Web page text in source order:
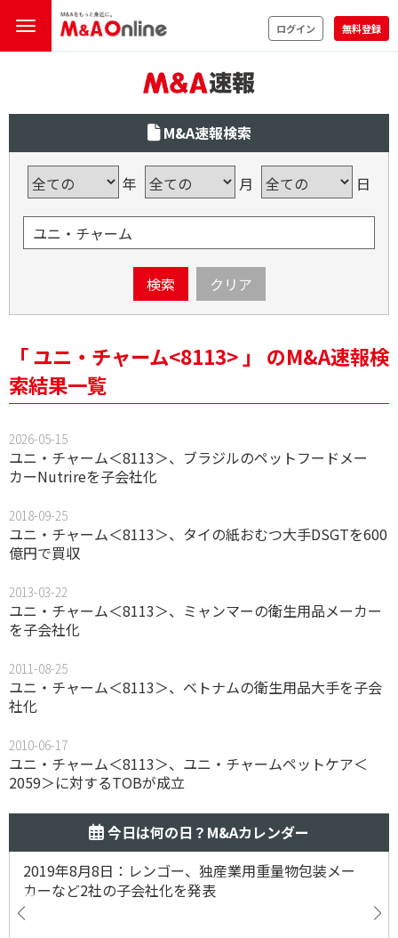
ログイン 無料登録
M&A速報検索
年 月 日
検索 クリア
「 ユニ・チャーム<8113> 」 のM&A速報検
索結果一覧
2026-05-15
ユニ・チャーム＜8113＞、ブラジルのペットフードメー
カーNutrireを子会社化
2018-09-25
ユニ・チャーム＜8113＞、タイの紙おむつ大手DSGTを600
億円で買収
2013-03-22
ユニ・チャーム＜8113＞、ミャンマーの衛生用品メーカー
を子会社化
2011-08-25
ユニ・チャーム＜8113＞、ベトナムの衛生用品大手を子会
社化
2010-06-17
ユニ・チャーム＜8113＞、ユニ・チャームペットケア＜
2059＞に対するTOBが成立
今日は何の日？M&Aカレンダー
2019年8月8日：レンゴー、独産業用重量物包装メー
カーなど2社の子会社化を発表